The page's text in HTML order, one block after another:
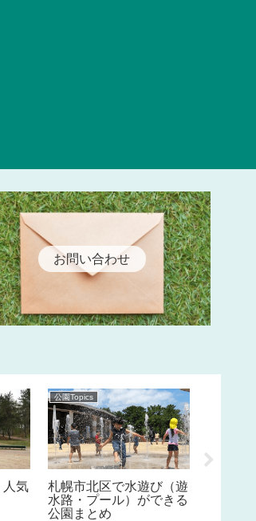
お問い合わせ
人気
公園Topics
札幌市北区で水遊び（遊
水路・プール）ができる
公園まとめ